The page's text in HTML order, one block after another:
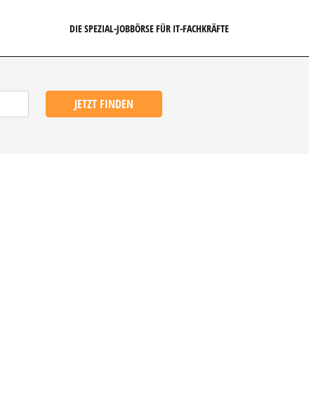
DIE SPEZIAL-JOBBÖRSE FÜR IT-FACHKRÄFTE
JETZT FINDEN